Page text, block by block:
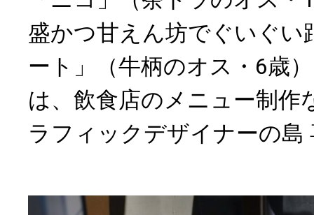
盛かつ甘えん坊でぐいぐい
ート」（牛柄のオス・6歳
は、飲食店のメニュー制作
ラフィックデザイナーの島